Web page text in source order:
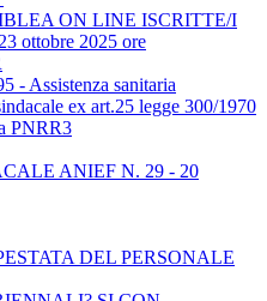
ON LINE ISCRITTE/I
ottobre 2025 ore
- Assistenza sanitaria
ex art.25 legge 300/1970
PNRR3
ANIEF N. 29 - 20
DEL PERSONALE